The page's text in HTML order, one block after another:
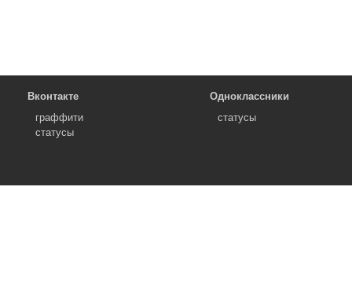
Вконтакте
граффити
статусы
Одноклассники
статусы